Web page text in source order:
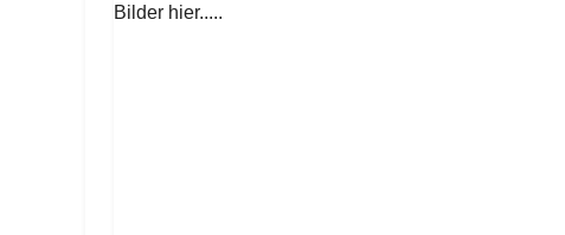
Bilder hier.....